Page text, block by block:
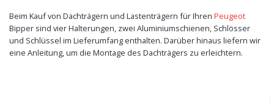
Beim Kauf von Dachträgern und Lastenträgern für Ihren Peugeot
Bipper sind vier Halterungen, zwei Aluminiumschienen, Schlösser
und Schlüssel im Lieferumfang enthalten. Darüber hinaus liefern wir
eine Anleitung, um die Montage des Dachträgers zu erleichtern.